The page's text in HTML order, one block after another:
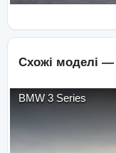
Схожі моделі —
BMW 3 Series